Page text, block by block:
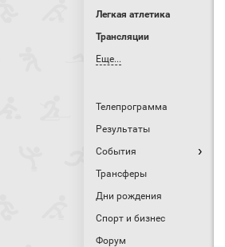
Легкая атлетика
Трансляции
Еще...
Телепрограмма
Результаты
События
Трансферы
Дни рождения
Спорт и бизнес
Форум